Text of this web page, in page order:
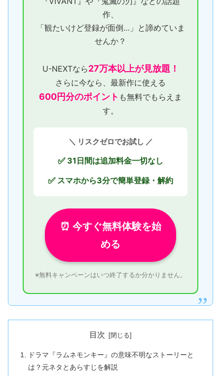
作、
「観たいけど登録が面倒…」と諦めていま
せんか？
U-NEXTなら27万本以上が見放題！
さらに今なら、最新作に使える
600円分のポイント も無料でもらえま
す。
＼ リスクゼロでお試し ／
✅31日間は追加料金一切なし
✅スマホから3分で簡単登録・解約
⏰ 今すぐ無料体験を始
める
※無料キャンペーンはいつ終了するか分かりません。
目次
ドラマ『ラムネモンキー』の意味不明なストーリーと
は？元ネタとあらすじを解説